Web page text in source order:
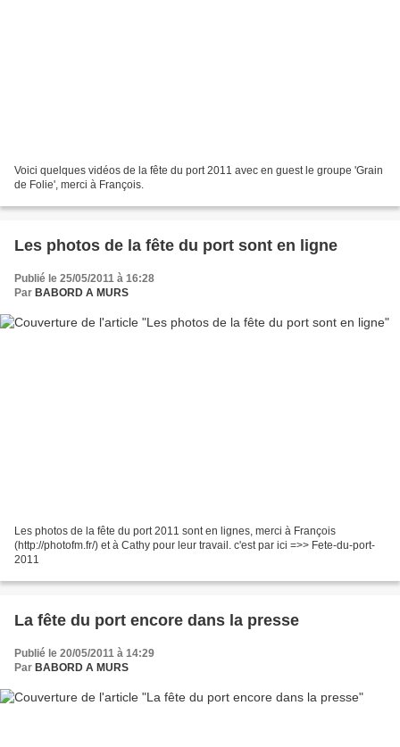
Voici quelques vidéos de la fête du port 2011 avec en guest le groupe 'Grain
de Folie', merci à François.
Les photos de la fête du port sont en ligne
Publié le 25/05/2011 à 16:28
Par BABORD A MURS
Les photos de la fête du port 2011 sont en lignes, merci à François
(http://photofm.fr/) et à Cathy pour leur travail. c'est par ici =>> Fete-du-port-
2011
La fête du port encore dans la presse
Publié le 20/05/2011 à 14:29
Par BABORD A MURS